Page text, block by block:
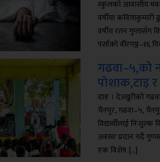
स्कुलको आवासीय
वर्षीया कविताकुमारी
वर्षीय रतन गुप्तासँग
पर्साको वीरगञ्ज–१६
गढवा–५,को
पोशाक,टाइ
दाङ । देउखुरीको
चैनपुर, गढवा–५,
विद्यार्थीलाई
अवसर प्रदान गर्दै
एक विशेष […]